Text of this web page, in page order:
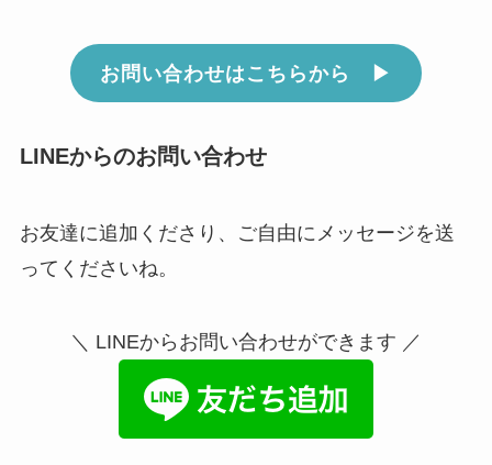
お問い合わせはこちらから ▶︎
LINEからのお問い合わせ
お友達に追加くださり、ご自由にメッセージを送
ってくださいね。
＼ LINEからお問い合わせができます ／